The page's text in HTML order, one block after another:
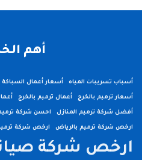
أهم
أسباب تسريبات المياه أسعار أعمال السباكة
أسعار ترميم بالخرج أعمال ترميم بالخرج
أفضل شركة ترميم المنازل احسن شركة
ارخص شركة ترميم بالرياض ارخص شركة
ارخص شركة